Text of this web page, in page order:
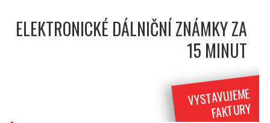
ELEKTRONICKÉ DÁLNIČNÍ ZNÁMKY ZA
15 MINUT
VYSTAVUJEME
FAKTURY